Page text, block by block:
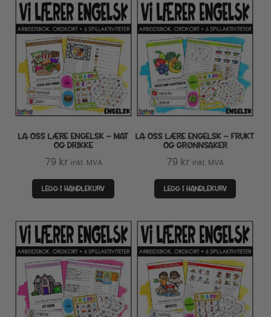
LA OSS LÆRE ENGELSK – MAT
OG DRIKKE
79 kr inkl. MVA
LEGG I HANDLEKURV
LA OSS LÆRE ENGELSK – FRUKT
OG GRØNNSAKER
79 kr inkl. MVA
LEGG I HANDLEKURV